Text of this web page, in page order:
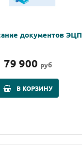
документов ЭЦП
79 900 руб
В КОРЗИНУ